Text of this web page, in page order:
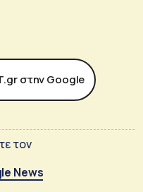
στην Google
τον
News